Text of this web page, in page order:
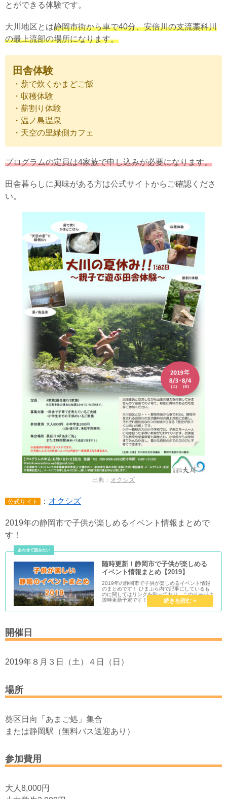
とができる体験です。
大川地区とは静岡市街から車で40分、安倍川の支流藁科川
の最上流部の場所になります。
田舎体験
・薪で炊くかまどご飯
・収穫体験
・薪割り体験
・温ノ島温泉
・天空の里緑側カフェ
プログラムの定員は4家族で申し込みが必要になります。
田舎暮らしに興味がある方は公式サイトからご確認くださ
い。
出典： オクシズ
公式サイト ： オクシズ
2019年の静岡市で子供が楽しめるイベント情報まとめで
す！
随時更新！静岡市で子供が楽しめる
イベント情報まとめ【2019】
2019年の静岡市で子供が楽しめるイベント情報
のまとめです！ ひまぷら内で記事にしているも
のに関してはリンクを貼っており、このページは
随時更新予定です！
開催日
2019年８月３日（土）４日（日）
場所
葵区日向「あまご処」集合
または静岡駅（無料バス送迎あり）
参加費用
大人8,000円